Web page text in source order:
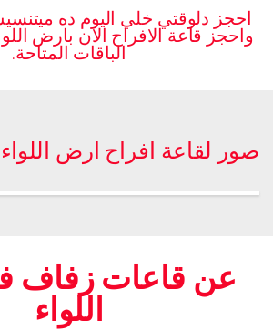
احجز دلوقتي خلي اليوم ده
واحجز قاعة الافراح الان بارض
الباقات المتاحة.
صور لقاعة افراح ارض اللواء
عن قاعات زفاف
اللواء